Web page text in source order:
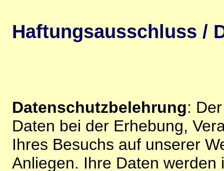
Haftungsausschluss /
Datenschutzbelehrung:
Daten bei der Erhebung,
Ihres Besuchs auf unserer
Anliegen. Ihre Daten